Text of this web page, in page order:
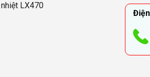
LX470